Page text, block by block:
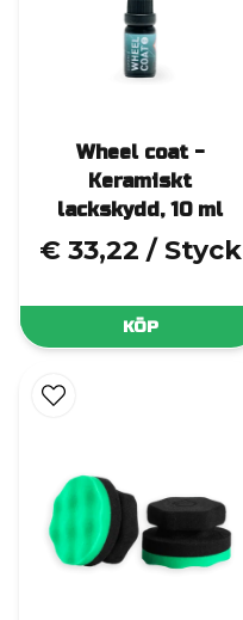
Wheel coat -
Keramiskt
lackskydd, 10 ml
€ 33,22 / Styck
KÖP